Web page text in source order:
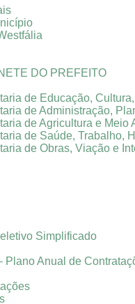
DO PREFEITO
de Educação,
de Administração,
de Agricultura e Meio
de Saúde, Trabalho,
de Obras, Viação e
Simplificado
Plano Anual de